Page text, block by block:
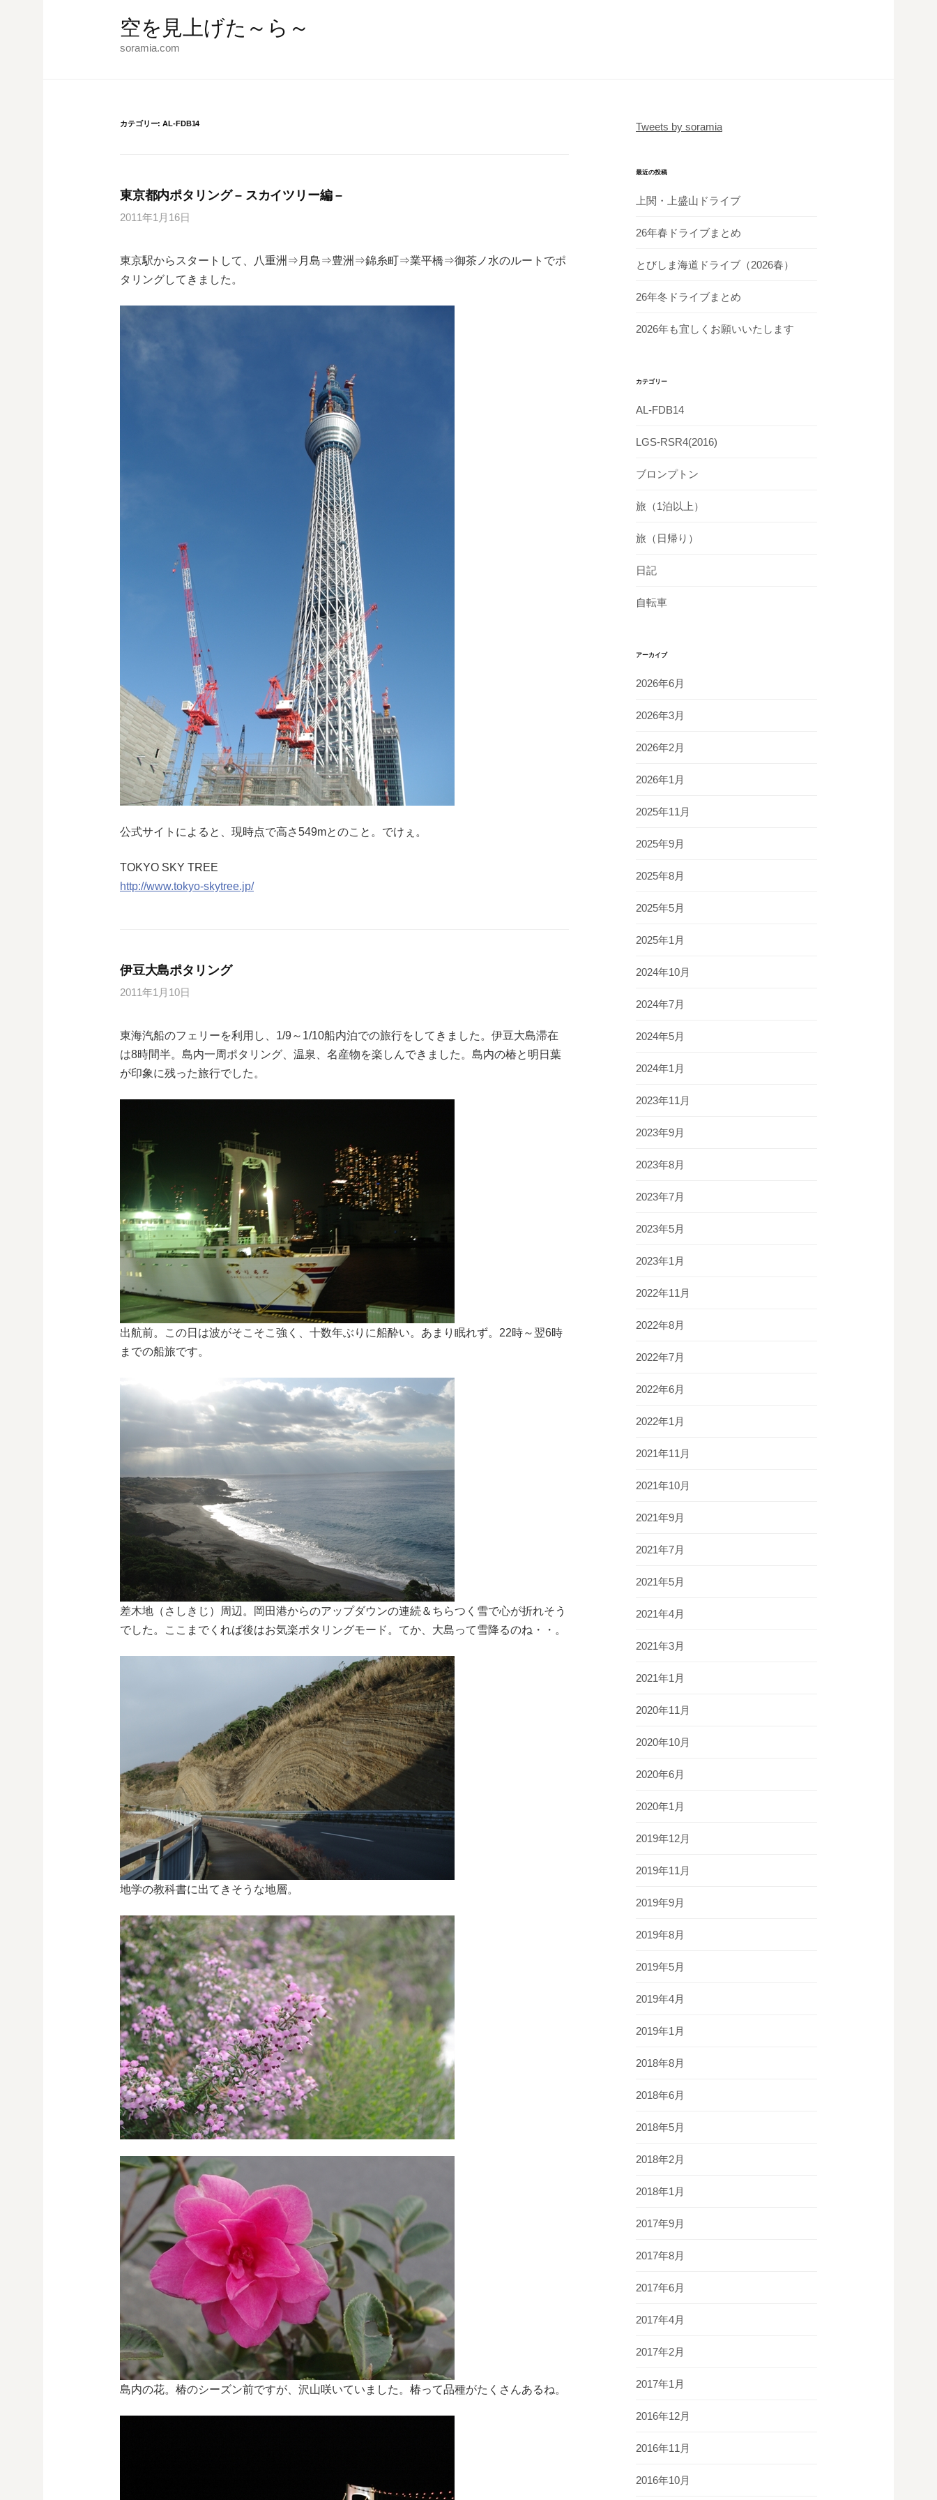
空を見上げた～ら～
soramia.com
カテゴリー:AL-FDB14
東京都内ポタリング – スカイツリー編 –
2011年1月16日
東京駅からスタートして、八重洲⇒月島⇒豊洲⇒錦糸町⇒業平橋⇒御茶ノ水のルートでポ
タリングしてきました。
公式サイトによると、現時点で高さ549mとのこと。でけぇ。
TOKYO SKY TREE
http://www.tokyo-skytree.jp/
伊豆大島ポタリング
2011年1月10日
東海汽船のフェリーを利用し、1/9～1/10船内泊での旅行をしてきました。伊豆大島滞在
は8時間半。島内一周ポタリング、温泉、名産物を楽しんできました。島内の椿と明日葉
が印象に残った旅行でした。
出航前。この日は波がそこそこ強く、十数年ぶりに船酔い。あまり眠れず。22時～翌6時
までの船旅です。
差木地（さしきじ）周辺。岡田港からのアップダウンの連続＆ちらつく雪で心が折れそう
でした。ここまでくれば後はお気楽ポタリングモード。てか、大島って雪降るのね・・。
地学の教科書に出てきそうな地層。
島内の花。椿のシーズン前ですが、沢山咲いていました。椿って品種がたくさんあるね。
Tweets by soramia
最近の投稿
上関・上盛山ドライブ
26年春ドライブまとめ
とびしま海道ドライブ（2026春）
26年冬ドライブまとめ
2026年も宜しくお願いいたします
カテゴリー
AL-FDB14
LGS-RSR4(2016)
ブロンプトン
旅（1泊以上）
旅（日帰り）
日記
自転車
アーカイブ
2026年6月
2026年3月
2026年2月
2026年1月
2025年11月
2025年9月
2025年8月
2025年5月
2025年1月
2024年10月
2024年7月
2024年5月
2024年1月
2023年11月
2023年9月
2023年8月
2023年7月
2023年5月
2023年1月
2022年11月
2022年8月
2022年7月
2022年6月
2022年1月
2021年11月
2021年10月
2021年9月
2021年7月
2021年5月
2021年4月
2021年3月
2021年1月
2020年11月
2020年10月
2020年6月
2020年1月
2019年12月
2019年11月
2019年9月
2019年8月
2019年5月
2019年4月
2019年1月
2018年8月
2018年6月
2018年5月
2018年2月
2018年1月
2017年9月
2017年8月
2017年6月
2017年4月
2017年2月
2017年1月
2016年12月
2016年11月
2016年10月